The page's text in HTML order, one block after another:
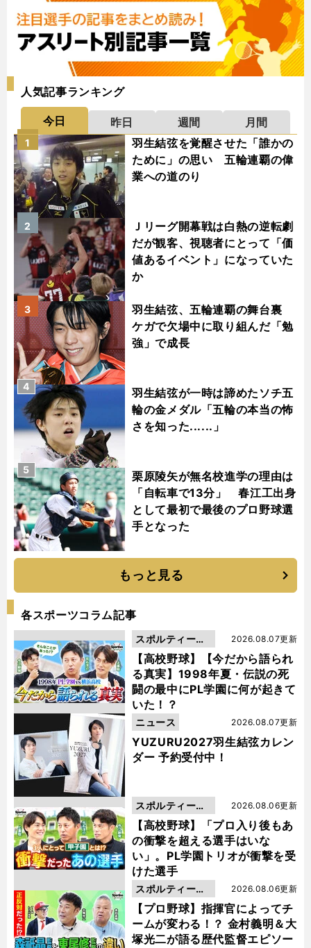
人気記事ランキング
今日 昨日 週間
月間
羽生結弦を覚醒させた「誰かの
ために」の思い 五輪連覇の偉
業への道のり
1
Ｊリーグ開幕戦は白熱の逆転劇
だが観客、視聴者にとって「価
値あるイベント」になっていた
か
2
羽生結弦、五輪連覇の舞台裏
ケガで欠場中に取り組んだ「勉
強」で成長
3
羽生結弦が一時は諦めたソチ五
輪の金メダル「五輪の本当の怖
さを知った......」
4
栗原陵矢が無名校進学の理由は
「自転車で13分」 春江工出身
として最初で最後のプロ野球選
手となった
5
もっと見る
各スポーツコラム記事
【高校野球】【今だから語られ
る真実】1998年夏・伝説の死
闘の最中にPL学園に何が起きて
いた！？
2026.08.07更新
スポルティーバ
動画
YUZURU2027羽生結弦カレン
ダー 予約受付中！
2026.08.07更新
ニュース
【高校野球】「プロ入り後もあ
の衝撃を超える選手はいな
い」。PL学園トリオが衝撃を受
けた選手
2026.08.06更新
スポルティーバ
動画
【プロ野球】指揮官によってチ
ームが変わる！？ 金村義明＆大
塚光二が語る歴代監督エピソー
2026.08.06更新
スポルティーバ
動画